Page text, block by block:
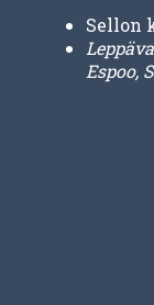
Sellon
Espoo,